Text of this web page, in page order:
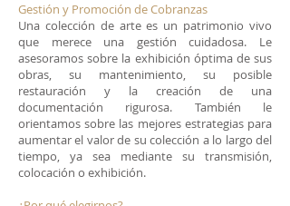
Gestión y Promoción de Cobranzas
Una colección de arte es un patrimonio vivo
que merece una gestión cuidadosa. Le
asesoramos sobre la exhibición óptima de sus
obras, su mantenimiento, su posible
restauración y la creación de una
documentación rigurosa. También le
orientamos sobre las mejores estrategias para
aumentar el valor de su colección a lo largo del
tiempo, ya sea mediante su transmisión,
colocación o exhibición.